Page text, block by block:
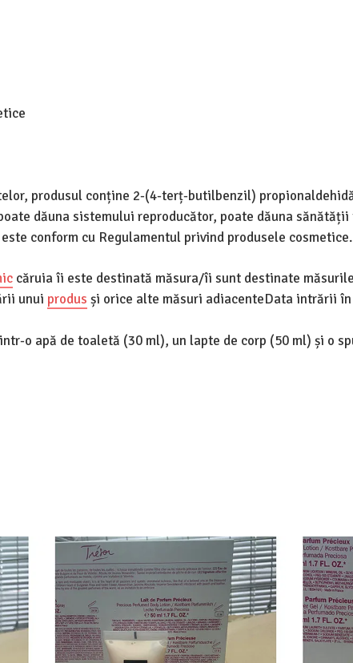
produsul conține 2-(4-terț-butilbenzil)
dăuna sistemului reproducător, poate dăuna
conform cu Regulamentul privind produsele cosmetice.
căruia îi este destinată măsura/îi sunt destinate
unui produs și orice alte măsuri adiacenteData intrării
o apă de toaletă (30 ml), un lapte de corp (50 ml) și o